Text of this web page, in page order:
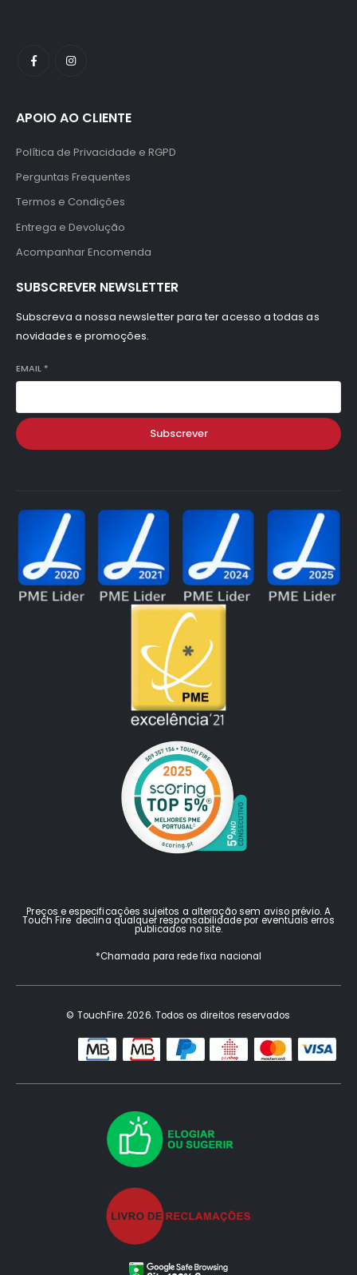
APOIO AO CLIENTE
Política de Privacidade e RGPD
Perguntas Frequentes
Termos e Condições
Entrega e Devolução
Acompanhar Encomenda
SUBSCREVER NEWSLETTER
Subscreva a nossa newsletter para ter acesso a todas as
novidades e promoções.
EMAIL *
Subscrever
Preços e especificações sujeitos a alteração sem aviso prévio. A
Touch Fire declina qualquer responsabilidade por eventuais erros
publicados no site.
*Chamada para rede fixa nacional
© TouchFire. 2026. Todos os direitos reservados